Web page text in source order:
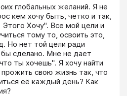
глобальных желаний. Я не
кем хочу быть, четко и так,
Хочу". Все мой цели и
тому то, освоить это,
Но нет той цели ради
сделано. Мне не дает
ты хочешь". Я хочу найти
свою жизнь так, что
её каждый день? Как